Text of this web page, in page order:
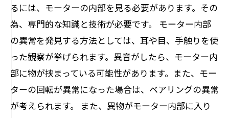
るには、モーターの内部を見る必要があります。その
為、専門的な知識と技術が必要です。 モーター内部
の異常を発見する方法としては、耳や目、手触りを使
った観察が挙げられます。異音がしたら、モーター内
部に物が挟まっている可能性があります。また、モー
ターの回転が異常になった場合は、ベアリングの異常
が考えられます。 また、異物がモーター内部に入り